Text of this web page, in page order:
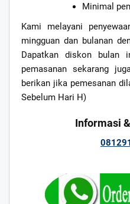
Minimal
Kami melayani
mingguan dan bulanan
Dapatkan diskon bulan
pemasanan sekarang
berikan jika pemesanan
Sebelum Hari H)
Informasi